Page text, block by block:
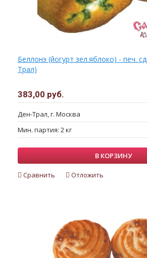
Беллонэ (йогурт зел.яблоко) - печ.
Трал)
383,00 руб.
Ден-Трал, г. Москва
Мин. партия: 2 кг
В КОРЗИНУ
Сравнить Отложить